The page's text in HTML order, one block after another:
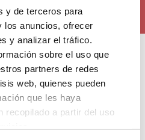
y de terceros para
los anuncios, ofrecer
y analizar el tráfico.
sobre el uso que
partners de redes
web, quienes pueden
que les haya
recopilado a partir del uso
Planta 1
Cidade das TIC